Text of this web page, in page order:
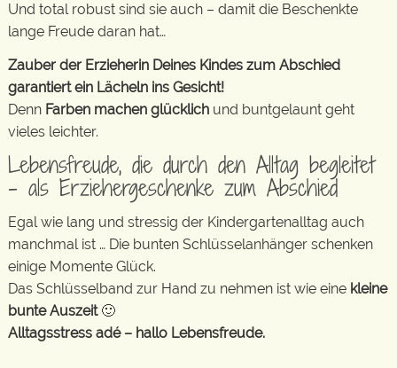
Und total robust sind sie auch – damit die Beschenkte
lange Freude daran hat…
Zauber der Erzieherin Deines Kindes zum Abschied
garantiert ein Lächeln ins Gesicht!
Denn Farben machen glücklich und buntgelaunt geht
vieles leichter.
Lebensfreude, die durch den Alltag begleitet
– als Erziehergeschenke zum Abschied
Egal wie lang und stressig der Kindergartenalltag auch
manchmal ist … Die bunten Schlüsselanhänger schenken
einige Momente Glück.
Das Schlüsselband zur Hand zu nehmen ist wie eine kleine
bunte Auszeit🙂
Alltagsstress adé – hallo Lebensfreude.